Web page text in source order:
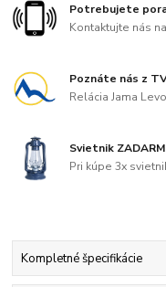
Potrebujete
Kontaktujte nás
Poznáte nás z
Relácia Jama
Svietnik
Pri kúpe 3x
Kompletné špecifikácie